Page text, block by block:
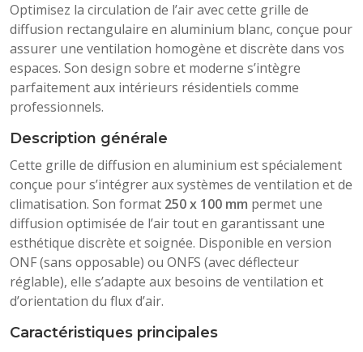
Optimisez la circulation de l’air avec cette grille de
diffusion rectangulaire en aluminium blanc, conçue pour
assurer une ventilation homogène et discrète dans vos
espaces. Son design sobre et moderne s’intègre
parfaitement aux intérieurs résidentiels comme
professionnels.
Description générale
Cette grille de diffusion en aluminium est spécialement
conçue pour s’intégrer aux systèmes de ventilation et de
climatisation. Son format 250 x 100 mm permet une
diffusion optimisée de l’air tout en garantissant une
esthétique discrète et soignée. Disponible en version
ONF (sans opposable) ou ONFS (avec déflecteur
réglable), elle s’adapte aux besoins de ventilation et
d’orientation du flux d’air.
Caractéristiques principales